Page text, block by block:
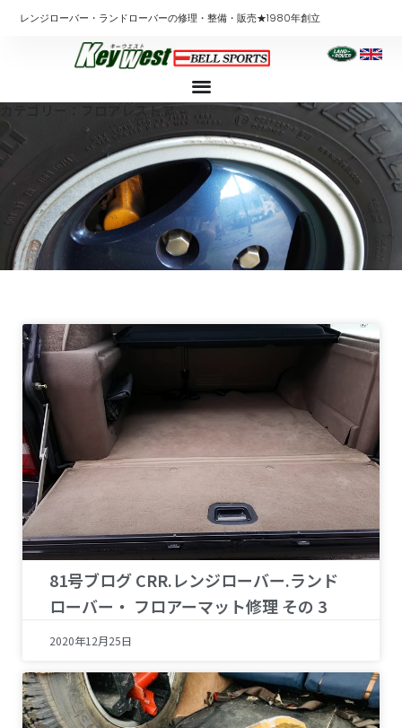
ッ
プ
レンジローバー・ランドローバーの修理・整備・販売★1980年創立
カテゴリー：フロアレストア
81号ブログ CRR.レンジローバー.ランド
ローバー・ フロアーマット修理 その 3
2020年12月25日